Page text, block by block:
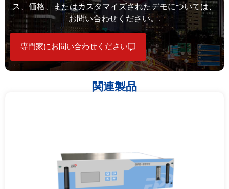
ス、価格、またはカスタマイズされたデモについては、
お問い合わせください。.
専門家にお問い合わせください
関連製品